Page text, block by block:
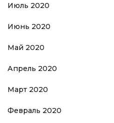
Июль 2020
Июнь 2020
Май 2020
Апрель 2020
Март 2020
Февраль 2020